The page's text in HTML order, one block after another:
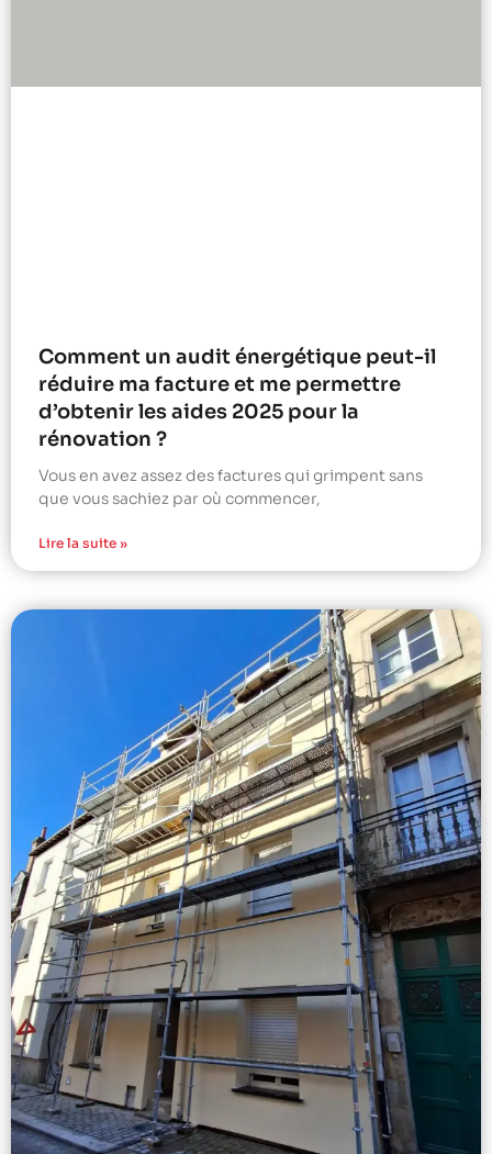
Comment un audit énergétique peut-il
réduire ma facture et me permettre
d’obtenir les aides 2025 pour la
rénovation ?
Vous en avez assez des factures qui grimpent sans
que vous sachiez par où commencer,
Lire la suite »